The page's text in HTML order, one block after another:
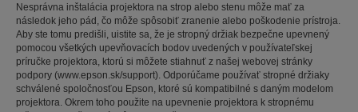
Nesprávna inštalácia projektora na strop alebo stenu môže mať za
následok jeho pád, čo môže spôsobiť zranenie alebo poškodenie prístroja.
Aby ste tomu predišli, uistite sa, že je stropný držiak bezpečne upevnený
pomocou všetkých upevňovacích bodov uvedených v používateľskej
príručke projektora, ktorú si môžete stiahnuť z našej webovej stránky
podpory (www.epson.sk/support). Odporúčame používať stropné držiaky
schválené spoločnosťou Epson, ktoré sú kompatibilné s daným modelom
projektora. Okrem toho použite na upevnenie projektora k stropnému